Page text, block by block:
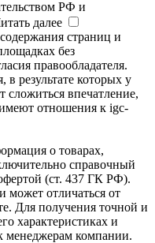
РФ и
далее
страниц и
без
правообладателя.
результате которых у
сложиться впечатление,
отношения к igc-
о товарах,
справочный
(ст. 437 ГК РФ).
может отличаться от
Для получения точной и
характеристиках и
менеджерам компании.